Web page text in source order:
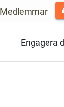
Medlemmar
Engagera